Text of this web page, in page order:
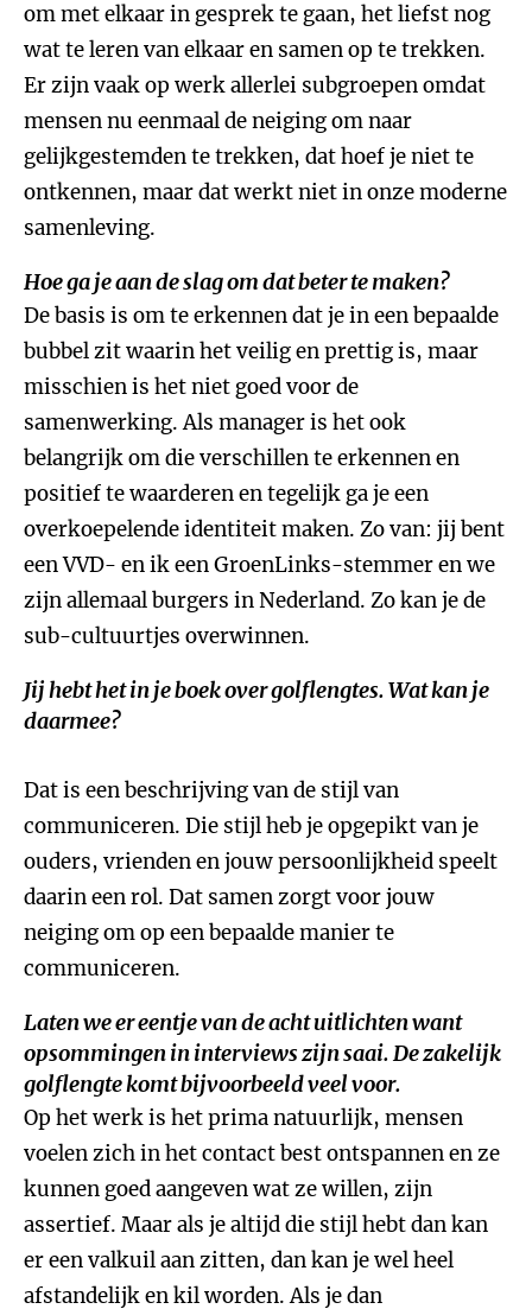
om met elkaar in gesprek te gaan, het liefst nog
wat te leren van elkaar en samen op te trekken.
Er zijn vaak op werk allerlei subgroepen omdat
mensen nu eenmaal de neiging om naar
gelijkgestemden te trekken, dat hoef je niet te
ontkennen, maar dat werkt niet in onze moderne
samenleving.
Hoe ga je aan de slag om dat beter te maken?
De basis is om te erkennen dat je in een bepaalde
bubbel zit waarin het veilig en prettig is, maar
misschien is het niet goed voor de
samenwerking. Als manager is het ook
belangrijk om die verschillen te erkennen en
positief te waarderen en tegelijk ga je een
overkoepelende identiteit maken. Zo van: jij bent
een VVD- en ik een GroenLinks-stemmer en we
zijn allemaal burgers in Nederland. Zo kan je de
sub-cultuurtjes overwinnen.
Jij hebt het in je boek over golflengtes. Wat kan je
daarmee?
Dat is een beschrijving van de stijl van
communiceren. Die stijl heb je opgepikt van je
ouders, vrienden en jouw persoonlijkheid speelt
daarin een rol. Dat samen zorgt voor jouw
neiging om op een bepaalde manier te
communiceren.
Laten we er eentje van de acht uitlichten want
opsommingen in interviews zijn saai. De zakelijk
golflengte komt bijvoorbeeld veel voor.
Op het werk is het prima natuurlijk, mensen
voelen zich in het contact best ontspannen en ze
kunnen goed aangeven wat ze willen, zijn
assertief. Maar als je altijd die stijl hebt dan kan
er een valkuil aan zitten, dan kan je wel heel
afstandelijk en kil worden. Als je dan